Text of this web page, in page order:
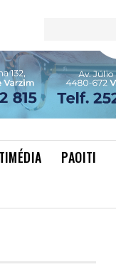
PAOITI